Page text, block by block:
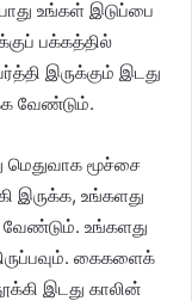
உங்கள் இடுப்பை
பக்கத்தில்
இருக்கும் இடது
வேண்டும்.
மெதுவாக மூச்சை
இருக்க, உங்களது
வேண்டும். உங்களது
கைகளைக்
இடது காலின்